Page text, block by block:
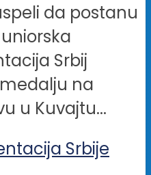
da postanu
Srbij
na
u Kuvajtu...